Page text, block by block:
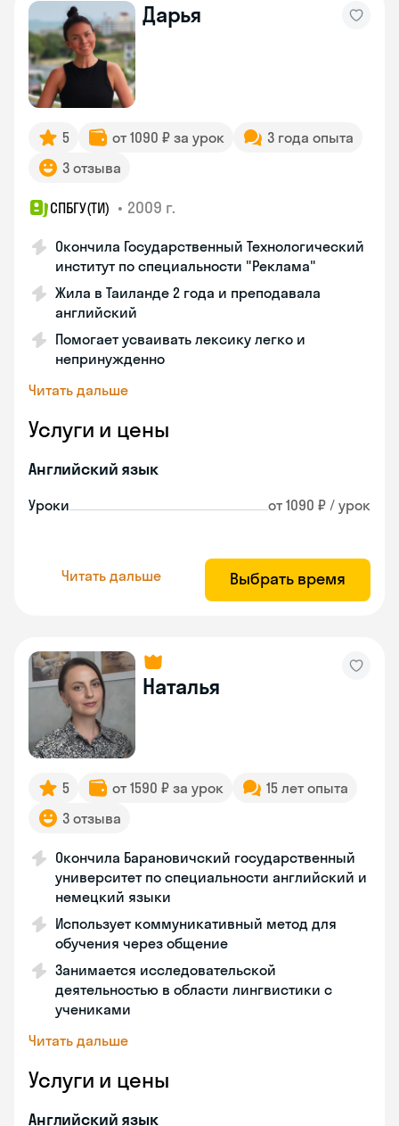
Дарья
5 от 1090 ₽ за урок
3 года опыта
3 отзыва
СПБГУ(ТИ) • 2009 г.
Окончила Государственный Технологический
институт по специальности "Реклама"
Жила в Таиланде 2 года и преподавала
английский
Помогает усваивать лексику легко и
непринужденно
Читать дальше
Услуги и цены
Английский язык
Уроки от 1090 ₽ / урок
Читать дальше Выбрать время
Наталья
5 от 1590 ₽ за урок
15 лет опыта
3 отзыва
Окончила Барановичский государственный
университет по специальности английский и
немецкий языки
Использует коммуникативный метод для
обучения через общение
Занимается исследовательской
деятельностью в области лингвистики с
учениками
Читать дальше
Услуги и цены
Английский язык